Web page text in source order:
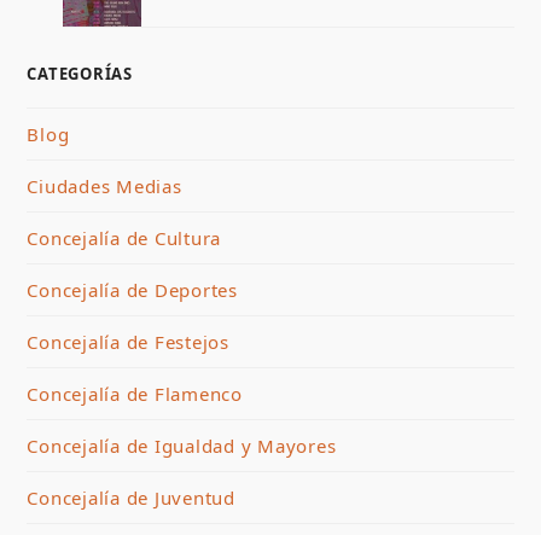
CATEGORÍAS
Blog
Ciudades Medias
Concejalía de Cultura
Concejalía de Deportes
Concejalía de Festejos
Concejalía de Flamenco
Concejalía de Igualdad y Mayores
Concejalía de Juventud